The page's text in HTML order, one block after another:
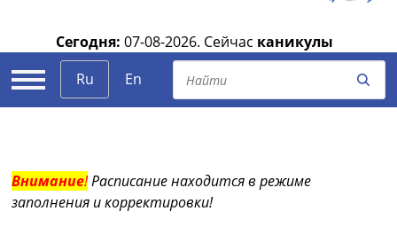
Сегодня: 07-08-2026. Сейчас каникулы
Ru
En
Внимание!Расписание находится в режиме
заполнения и корректировки!